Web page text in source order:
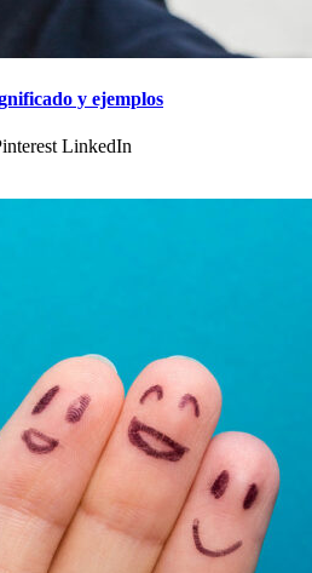
y ejemplos
LinkedIn